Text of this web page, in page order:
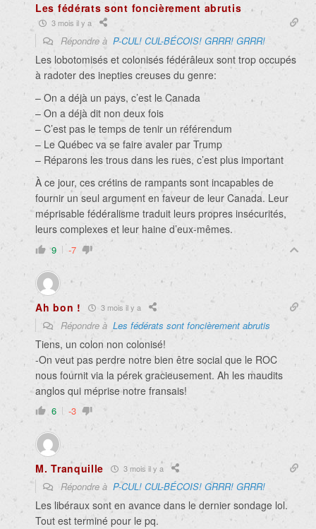
Les fédérats sont foncièrement abrutis
3 mois il y a
Répondre à P-CUL! CUL-BÉCOIS! GRRR! GRRR!
Les lobotomisés et colonisés fédérâleux sont trop occupés
à radoter des inepties creuses du genre:
– On a déjà un pays, c’est le Canada
– On a déjà dit non deux fois
– C’est pas le temps de tenir un référendum
– Le Québec va se faire avaler par Trump
– Réparons les trous dans les rues, c’est plus important
À ce jour, ces crétins de rampants sont incapables de
fournir un seul argument en faveur de leur Canada. Leur
méprisable fédéralisme traduit leurs propres insécurités,
leurs complexes et leur haine d’eux-mêmes.
9 -7
Ah bon ! 3 mois il y a
Répondre à Les fédérats sont foncièrement abrutis
Tiens, un colon non colonisé!
-On veut pas perdre notre bien être social que le ROC
nous fournit via la pérek gracieusement. Ah les maudits
anglos qui méprise notre fransais!
6 -3
M. Tranquille 3 mois il y a
Répondre à P-CUL! CUL-BÉCOIS! GRRR! GRRR!
Les libéraux sont en avance dans le dernier sondage lol.
Tout est terminé pour le pq.